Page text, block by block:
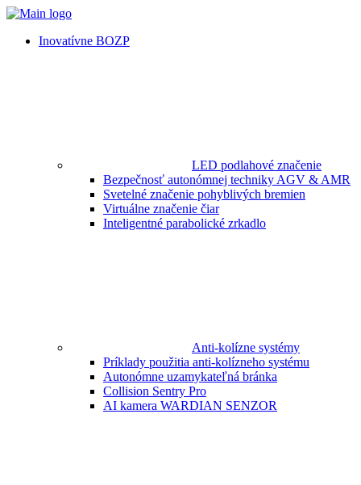
Inovatívne BOZP
LED podlahové značenie
Bezpečnosť autonómnej techniky AGV & AMR
Svetelné značenie pohyblivých bremien
Virtuálne značenie čiar
Inteligentné parabolické zrkadlo
Anti-kolízne systémy
Príklady použitia anti-kolízneho systému
Autonómne uzamykateľná bránka
Collision Sentry Pro
AI kamera WARDIAN SENZOR